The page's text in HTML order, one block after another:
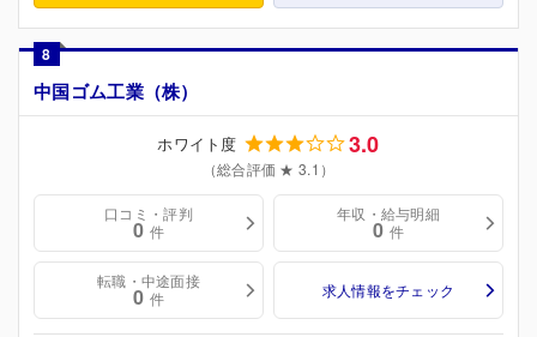
8
中国ゴム工業（株）
ホワイト度 3.0
（総合評価 ★ 3.1）
口コミ・評判
0 件
年収・給与明細
0 件
転職・中途面接
0 件 求人情報をチェック